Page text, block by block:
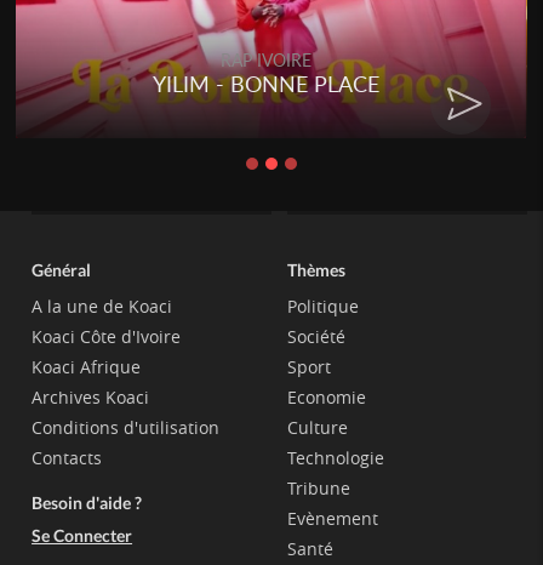
RAP IVOIRE
YILIM - BONNE PLACE
Général
A la une de Koaci
Koaci Côte d'Ivoire
Koaci Afrique
Archives Koaci
Conditions d'utilisation
Contacts
Besoin d'aide ?
Se Connecter
Thèmes
Politique
Société
Sport
Economie
Culture
Technologie
Tribune
Evènement
Santé